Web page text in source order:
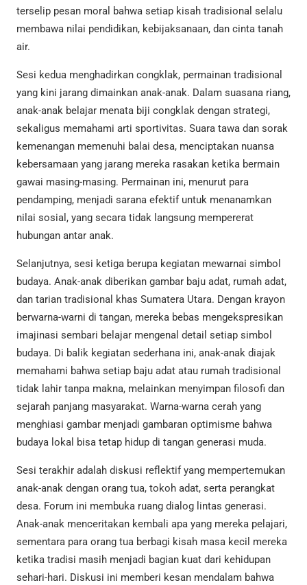
terselip pesan moral bahwa setiap kisah tradisional selalu
membawa nilai pendidikan, kebijaksanaan, dan cinta tanah
air.
Sesi kedua menghadirkan congklak, permainan tradisional
yang kini jarang dimainkan anak-anak. Dalam suasana riang,
anak-anak belajar menata biji congklak dengan strategi,
sekaligus memahami arti sportivitas. Suara tawa dan sorak
kemenangan memenuhi balai desa, menciptakan nuansa
kebersamaan yang jarang mereka rasakan ketika bermain
gawai masing-masing. Permainan ini, menurut para
pendamping, menjadi sarana efektif untuk menanamkan
nilai sosial, yang secara tidak langsung mempererat
hubungan antar anak.
Selanjutnya, sesi ketiga berupa kegiatan mewarnai simbol
budaya. Anak-anak diberikan gambar baju adat, rumah adat,
dan tarian tradisional khas Sumatera Utara. Dengan krayon
berwarna-warni di tangan, mereka bebas mengekspresikan
imajinasi sembari belajar mengenal detail setiap simbol
budaya. Di balik kegiatan sederhana ini, anak-anak diajak
memahami bahwa setiap baju adat atau rumah tradisional
tidak lahir tanpa makna, melainkan menyimpan filosofi dan
sejarah panjang masyarakat. Warna-warna cerah yang
menghiasi gambar menjadi gambaran optimisme bahwa
budaya lokal bisa tetap hidup di tangan generasi muda.
Sesi terakhir adalah diskusi reflektif yang mempertemukan
anak-anak dengan orang tua, tokoh adat, serta perangkat
desa. Forum ini membuka ruang dialog lintas generasi.
Anak-anak menceritakan kembali apa yang mereka pelajari,
sementara para orang tua berbagi kisah masa kecil mereka
ketika tradisi masih menjadi bagian kuat dari kehidupan
sehari-hari. Diskusi ini memberi kesan mendalam bahwa